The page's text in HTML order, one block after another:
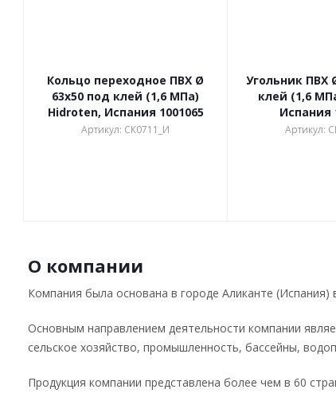
Кольцо переходное ПВХ Ø
63х50 под клей (1,6 МПа)
Hidroten, Испания 1001065
Артикул: СК0711_И
Угольник ПВХ
клей (1,6
Испания
Артикул:
О компании
Компания была основана в городе Аликанте (Испания)
Основным направлением деятельности компании
сельское хозяйство, промышленность, бассейны,
Продукция компании представлена более чем в 60